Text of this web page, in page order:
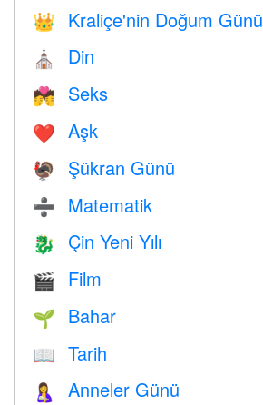
👑 Kraliçe'nin Doğum Günü
⛪️ Din
💏 Seks
❤️️ Aşk
🦃 Şükran Günü
➗ Matematik
🐉 Çin Yeni Yılı
🎬 Film
🌱 Bahar
📖 Tarih
🤱 Anneler Günü